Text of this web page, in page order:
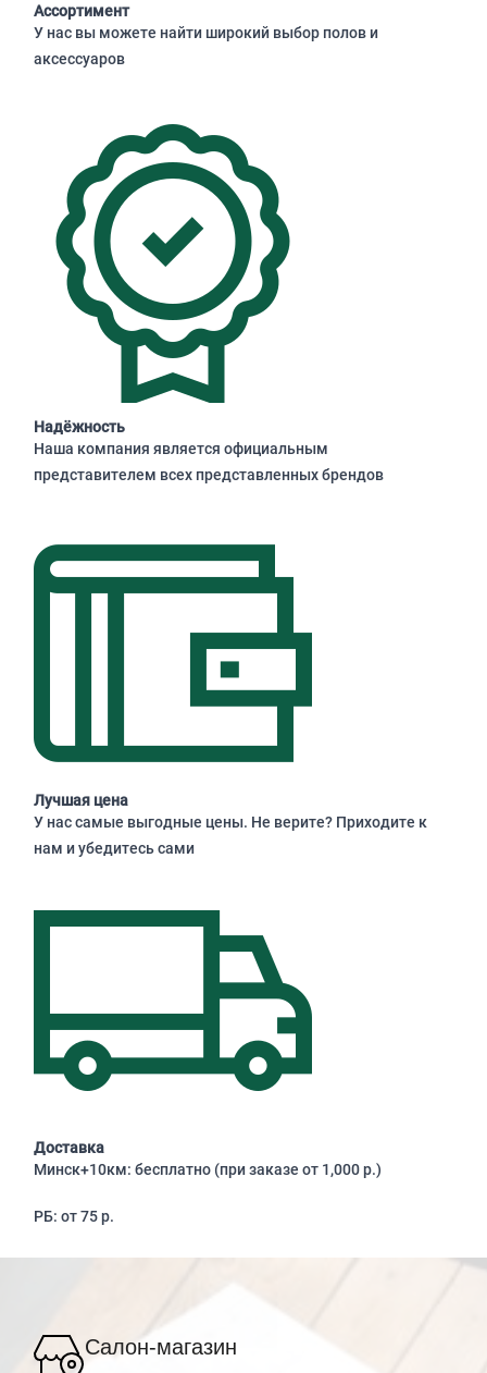
Ассортимент
У нас вы можете найти широкий выбор полов и
аксессуаров
Надёжность
Наша компания является официальным
представителем всех представленных брендов
Лучшая цена
У нас самые выгодные цены. Не верите? Приходите к
нам и убедитесь сами
Доставка
Минск+10км: бесплатно (при заказе от 1,000 р.)
РБ: от 75 р.
Салон-магазин